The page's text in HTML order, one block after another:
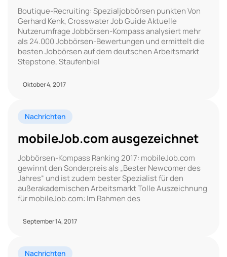
Boutique-Recruiting: Spezialjobbörsen punkten Von
Gerhard Kenk, Crosswater Job Guide Aktuelle
Nutzerumfrage Jobbörsen-Kompass analysiert mehr
als 24.000 Jobbörsen-Bewertungen und ermittelt die
besten Jobbörsen auf dem deutschen Arbeitsmarkt
Stepstone, Staufenbiel
Oktober 4, 2017
Nachrichten
mobileJob.com ausgezeichnet
Jobbörsen-Kompass Ranking 2017: mobileJob.com
gewinnt den Sonderpreis als „Bester Newcomer des
Jahres“ und ist zudem bester Spezialist für den
außerakademischen Arbeitsmarkt Tolle Auszeichnung
für mobileJob.com: Im Rahmen des
September 14, 2017
Nachrichten